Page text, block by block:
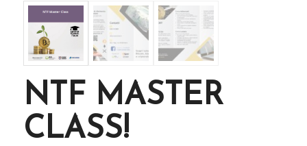
NTF MASTER
CLASS!